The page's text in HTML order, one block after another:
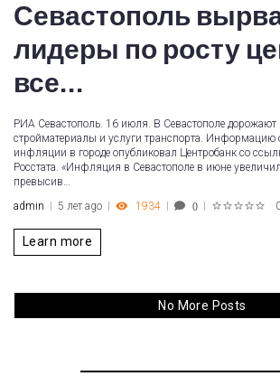
Севастополь
лидеры по росту
все...
РИА Севастополь. 16 июля. В Севастополе дорожают
стройматериалы и услуги транспорта. Информацию
инфляции в городе опубликовал Центробанк со
Росстата. «Инфляция в Севастополе в июне
превысив…
admin
5 лет ago 1934 0
Learn more
No More Posts